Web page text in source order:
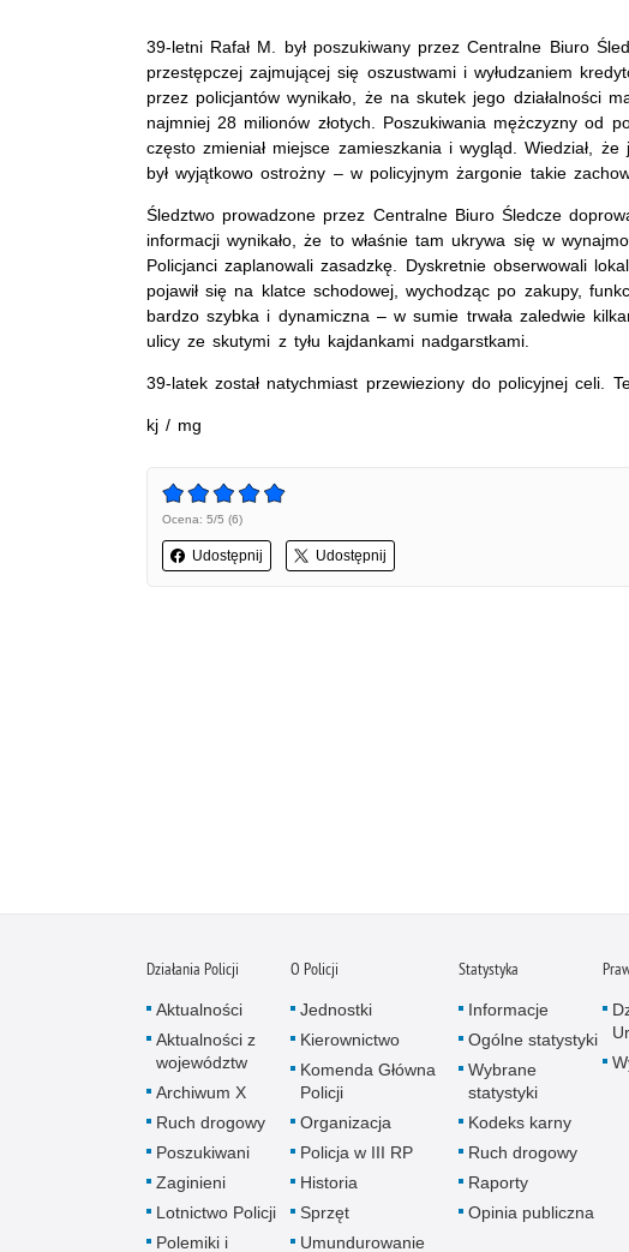
39-letni Rafał M. był poszukiwany przez Centralne Biuro
przestępczej zajmującej się oszustwami i wyłudzaniem
przez policjantów wynikało, że na skutek jego działalności
najmniej 28 milionów złotych. Poszukiwania mężczyzny od
często zmieniał miejsce zamieszkania i wygląd. Wiedział,
był wyjątkowo ostrożny – w policyjnym żargonie takie
Śledztwo prowadzone przez Centralne Biuro Śledcze
informacji wynikało, że to właśnie tam ukrywa się w
Policjanci zaplanowali zasadzkę. Dyskretnie obserwowali
pojawił się na klatce schodowej, wychodząc po zakupy,
bardzo szybka i dynamiczna – w sumie trwała zaledwie
ulicy ze skutymi z tyłu kajdankami nadgarstkami.
39-latek został natychmiast przewieziony do policyjnej celi.
kj / mg
Ocena: 5/5 (6)
Udostępnij Udostępnij
Działania Policji
Aktualności
Aktualności z
województw
Archiwum X
Ruch drogowy
Poszukiwani
Zaginieni
Lotnictwo Policji
Polemiki i
O Policji
Jednostki
Kierownictwo
Komenda Główna
Policji
Organizacja
Policja w III RP
Historia
Sprzęt
Umundurowanie
Statystyka
Informacje
Ogólne statystyki
Wybrane
statystyki
Kodeks karny
Ruch drogowy
Raporty
Opinia publiczna